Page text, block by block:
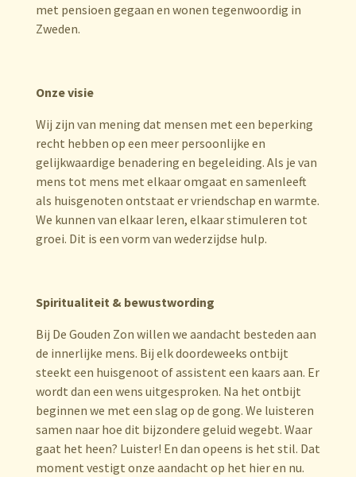
met pensioen gegaan en wonen tegenwoordig in
Zweden.
Onze visie
Wij zijn van mening dat mensen met een beperking
recht hebben op een meer persoonlijke en
gelijkwaardige benadering en begeleiding. Als je van
mens tot mens met elkaar omgaat en samenleeft
als huisgenoten ontstaat er vriendschap en warmte.
We kunnen van elkaar leren, elkaar stimuleren tot
groei. Dit is een vorm van wederzijdse hulp.
Spiritualiteit & bewustwording
Bij De Gouden Zon willen we aandacht besteden aan
de innerlijke mens. Bij elk doordeweeks ontbijt
steekt een huisgenoot of assistent een kaars aan. Er
wordt dan een wens uitgesproken. Na het ontbijt
beginnen we met een slag op de gong. We luisteren
samen naar hoe dit bijzondere geluid wegebt. Waar
gaat het heen? Luister! En dan opeens is het stil. Dat
moment vestigt onze aandacht op het hier en nu.